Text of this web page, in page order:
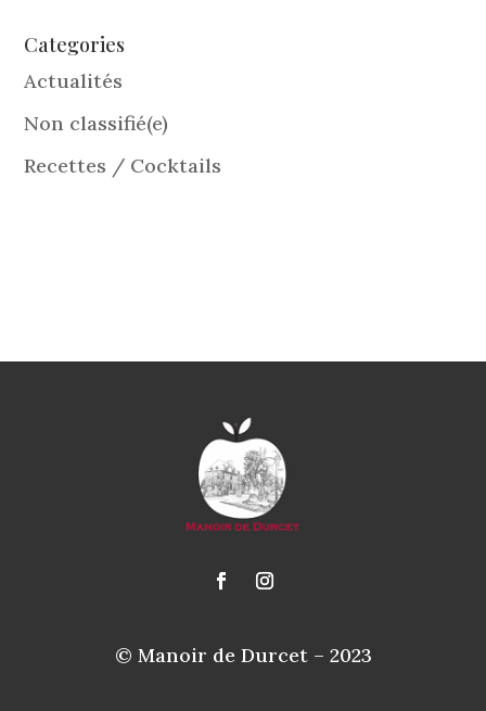
Categories
Actualités
Non classifié(e)
Recettes / Cocktails
© Manoir de Durcet – 2023